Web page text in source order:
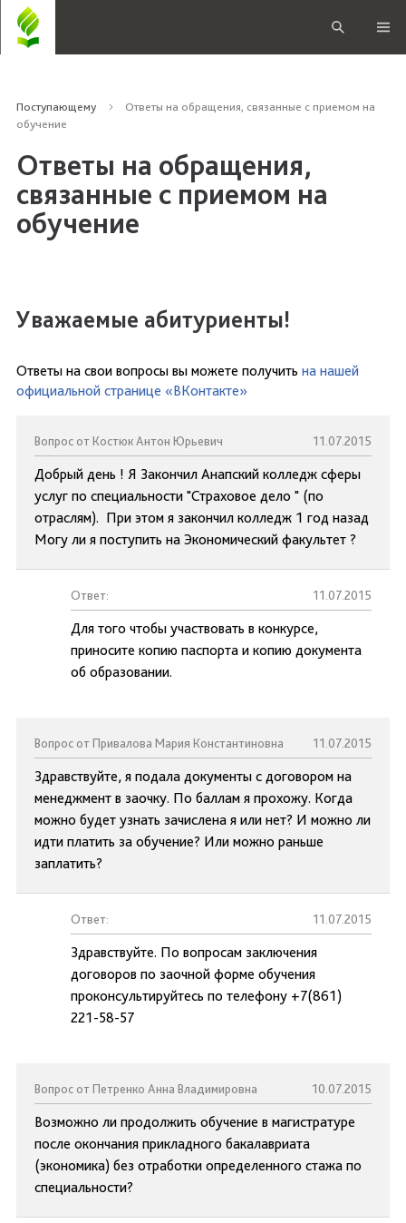
Поступающему
Ответы на обращения, связанные с приемом на
обучение
Ответы на обращения,
связанные с приемом на
обучение
Уважаемые абитуриенты!
Ответы на свои вопросы вы можете получить на нашей
официальной странице «ВКонтакте»
Вопрос от Костюк Антон Юрьевич 11.07.2015
Добрый день ! Я Закончил Анапский колледж сферы
услуг по специальности "Страховое дело " (по
отраслям). При этом я закончил колледж 1 год назад
Могу ли я поступить на Экономический факультет ?
Ответ: 11.07.2015
Для того чтобы участвовать в конкурсе,
приносите копию паспорта и копию документа
об образовании.
Вопрос от Привалова Мария Константиновна 11.07.2015
Здравствуйте, я подала документы с договором на
менеджмент в заочку. По баллам я прохожу. Когда
можно будет узнать зачислена я или нет? И можно ли
идти платить за обучение? Или можно раньше
заплатить?
Ответ: 11.07.2015
Здравствуйте. По вопросам заключения
договоров по заочной форме обучения
проконсультируйтесь по телефону +7(861)
221-58-57
Вопрос от Петренко Анна Владимировна 10.07.2015
Возможно ли продолжить обучение в магистратуре
после окончания прикладного бакалавриата
(экономика) без отработки определенного стажа по
специальности?